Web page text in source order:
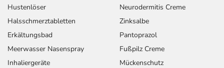
Hustenlöser
Halsschmerztabletten
Erkältungsbad
Meerwasser Nasenspray
Inhaliergeräte
Neurodermitis Creme
Zinksalbe
Pantoprazol
Fußpilz Creme
Mückenschutz